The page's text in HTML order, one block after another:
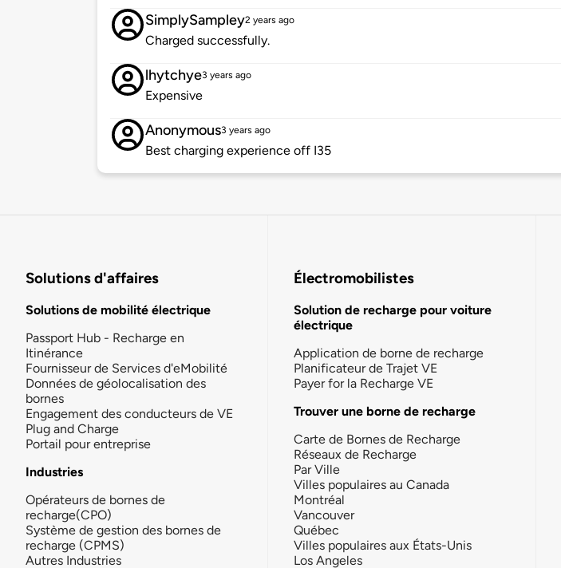
SimplySampley2 years ago
Charged successfully.
lhytchye3 years ago
Expensive
Anonymous3 years ago
Best charging experience off I35
Solutions d'affaires
Solutions de mobilité électrique
Passport Hub - Recharge en
Itinérance
Fournisseur de Services d'eMobilité
Données de géolocalisation des
bornes
Engagement des conducteurs de VE
Plug and Charge
Portail pour entreprise
Industries
Opérateurs de bornes de
recharge(CPO)
Système de gestion des bornes de
recharge (CPMS)
Autres Industries
Électromobilistes
Solution de recharge pour voiture
électrique
Application de borne de recharge
Planificateur de Trajet VE
Payer for la Recharge VE
Trouver une borne de recharge
Carte de Bornes de Recharge
Réseaux de Recharge
Par Ville
Villes populaires au Canada
Montréal
Vancouver
Québec
Villes populaires aux États-Unis
Los Angeles